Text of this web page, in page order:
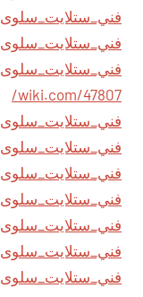
فني_ستلايت_سلوى
فني_ستلايت_سلوى
فني_ستلايت_سلوى
wiki.com/47807/
فني_ستلايت_سلوى
فني_ستلايت_سلوى
فني_ستلايت_سلوى
فني_ستلايت_سلوى
فني_ستلايت_سلوى
فني_ستلايت_سلوى
فني_ستلايت_سلوى